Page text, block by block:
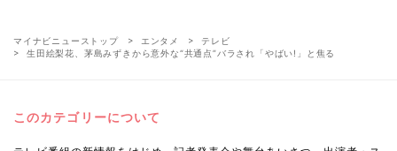
マイナビニューストップ エンタメ
テレビ
生田絵梨花、茅島みずきから意外な“共通点”バラされ「やばい!」と焦る
このカテゴリーについて